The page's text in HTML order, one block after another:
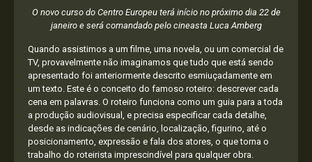
O novo curso do Centro Europeu terá início no próximo dia 22 de
janeiro e será comandado pelo cineasta Luca Amberg
Quando assistimos a um filme, uma novela, ou um comercial de
TV, provavelmente não imaginamos que tudo que está sendo
apresentado foi anteriormente descrito esmiuçadamente em
um texto. Este é o conceito do famoso roteiro: descrever cada
cena em palavras. O roteiro funciona como um guia para a toda
a produção audiovisual, e precisa especificar cada detalhe,
desde as indicações de cenário, localização, figurino, até o
posicionamento, expressão e fala dos atores, o que torna o
trabalho do roteirista imprescindível para qualquer obra.